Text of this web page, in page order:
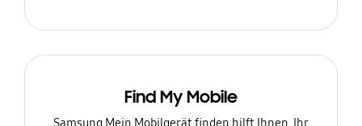
Find My Mobile
Samsung Mein Mobilgerät finden hilft Ihnen, Ihr